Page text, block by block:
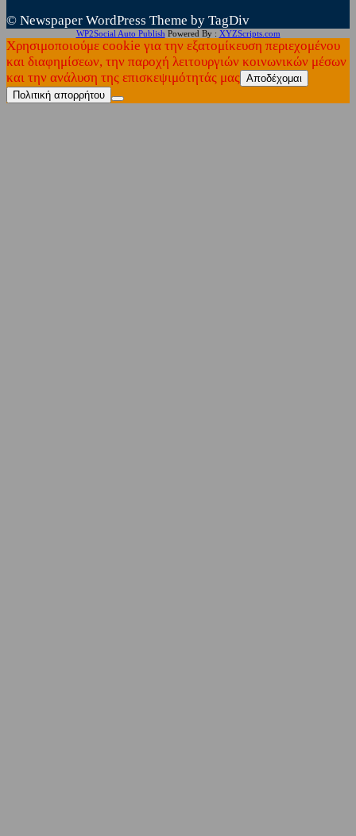
© Newspaper WordPress Theme by TagDiv
WP2Social Auto Publish Powered By : XYZScripts.com
Χρησιμοποιούμε cookie για την εξατομίκευση περιεχομένου
και διαφημίσεων, την παροχή λειτουργιών κοινωνικών μέσων
και την ανάλυση της επισκεψιμότητάς μας Αποδέχομαι
Πολιτική απορρήτου